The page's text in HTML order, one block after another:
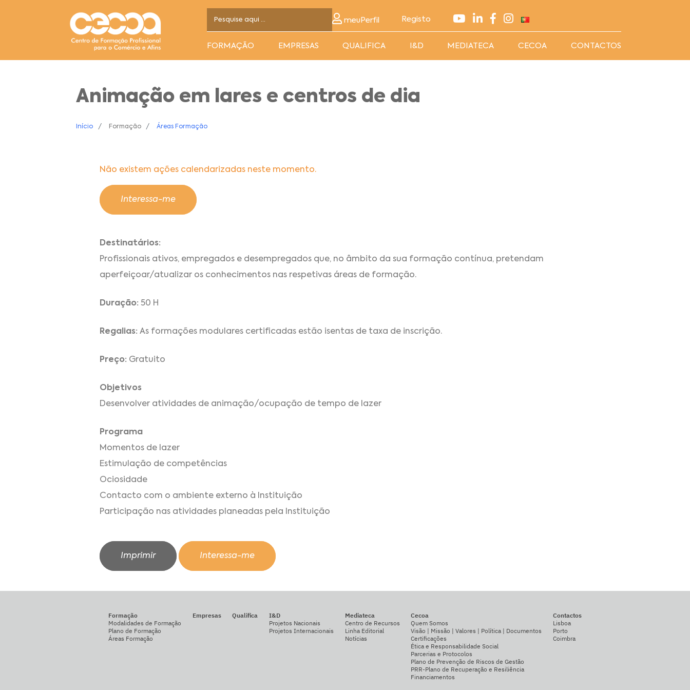
meuPerfil Registo
FORMAÇÃO EMPRESAS QUALIFICA I&D MEDIATECA CECOA CONTACTOS
Animação em lares e centros de dia
Início Formação Áreas Formação
Não existem ações calendarizadas neste momento.
Interessa-me
Destinatários:
Profissionais ativos, empregados e desempregados que, no âmbito da sua formação contínua, pretendam
aperfeiçoar/atualizar os conhecimentos nas respetivas áreas de formação.
Duração: 50 H
Regalias: As formações modulares certificadas estão isentas de taxa de inscrição.
Preço: Gratuito
Objetivos
Desenvolver atividades de animação/ocupação de tempo de lazer
Programa
Momentos de lazer
Estimulação de competências
Ociosidade
Contacto com o ambiente externo à Instituição
Participação nas atividades planeadas pela Instituição
Imprimir Interessa-me
Formação
Modalidades de Formação
Plano de Formação
Áreas Formação
Empresas Qualifica
I&D
Projetos Nacionais
Projetos Internacionais
Mediateca
Centro de Recursos
Linha Editorial
Notícias
Cecoa
Quem Somos
Visão | Missão | Valores | Política | Documentos
Certificações
Ética e Responsabilidade Social
Parcerias e Protocolos
Plano de Prevenção de Riscos de Gestão
PRR-Plano de Recuperação e Resiliência
Financiamentos
Contactos
Lisboa
Porto
Coimbra